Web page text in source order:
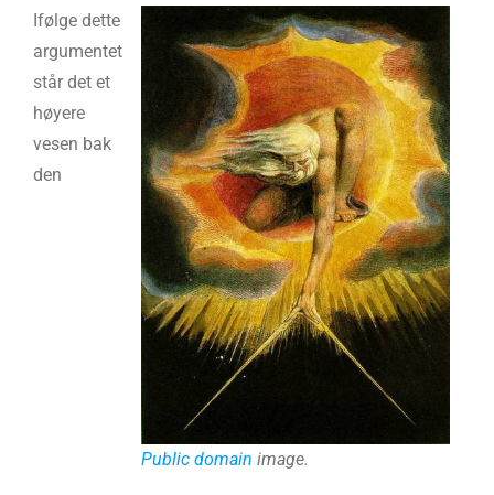
Public domain image.
Ifølge dette
argumentet
står det et
høyere
vesen bak
den